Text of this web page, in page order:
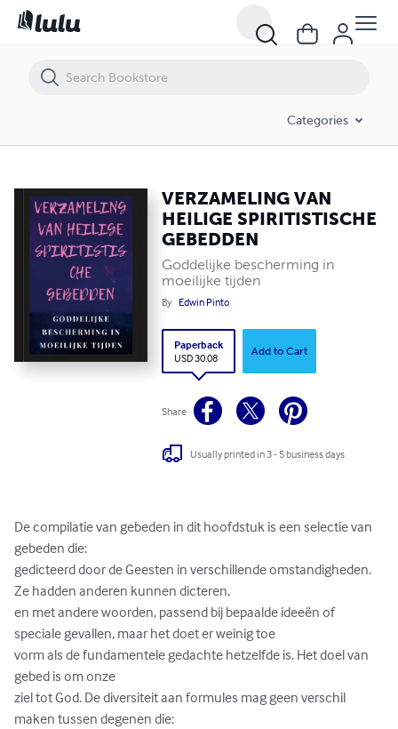
Categories
VERZAMELING VAN
HEILIGE SPIRITISTISCHE
GEBEDDEN
Goddelijke bescherming in
moeilijke tijden
By Edwin Pinto
Paperback
USD 30.08
Add to Cart
Share
Usually printed in 3 - 5 business days
De compilatie van gebeden in dit hoofdstuk is een selectie van
gebeden die:
gedicteerd door de Geesten in verschillende omstandigheden.
Ze hadden anderen kunnen dicteren,
en met andere woorden, passend bij bepaalde ideeën of
speciale gevallen, maar het doet er weinig toe
vorm als de fundamentele gedachte hetzelfde is. Het doel van
gebed is om onze
ziel tot God. De diversiteit aan formules mag geen verschil
maken tussen degenen die:
VERZAMELING VAN HEILIGE SPIRITISTISCHE GEBEDDEN